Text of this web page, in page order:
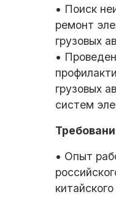
• Поиск
ремонт
грузовых
•
грузовых
систем
• Опыт